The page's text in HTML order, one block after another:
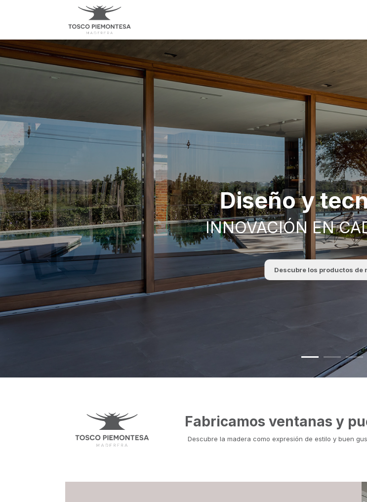
Diseño y
INNOVACIÓN EN
Descubre los productos de
Fabricamos ventanas y
Descubre la madera como expresión de estilo y buen